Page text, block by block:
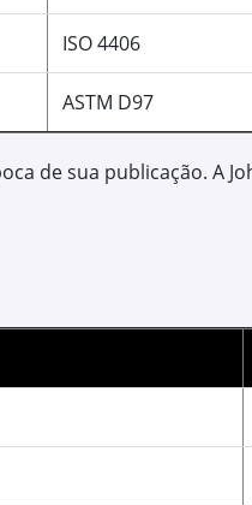
Reduz custos de
PLUS-4™